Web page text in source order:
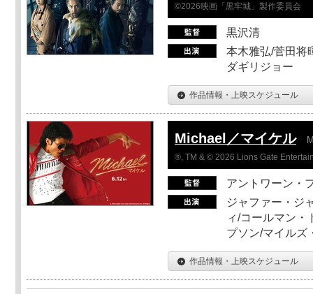
©2026映画「黒牢城」製作委員会
黒沢清
本木雅弘/菅田将
ダギリジョー
作品情報・上映スケジュール
Michael／マイケル
®, TM & © 2026 Lions Gate
アントワーン・
ジャファー・ジ
ィ/コールマン・
プソン/マイルズ
作品情報・上映スケジュール